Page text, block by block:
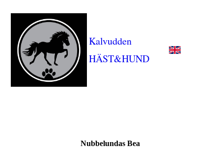
Kalvudden
HÄST&HUND
Nubbelundas Bea